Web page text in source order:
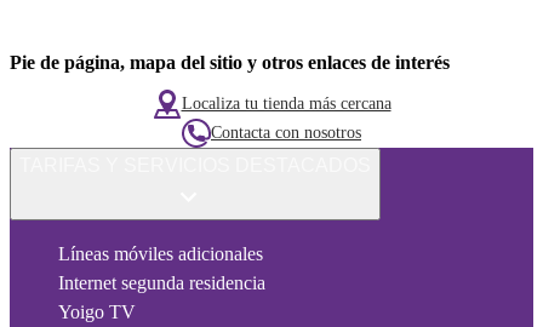
Pie de página, mapa del sitio y otros enlaces de interés
Localiza tu tienda más cercana
Contacta con nosotros
Líneas móviles adicionales
Internet segunda residencia
Yoigo TV